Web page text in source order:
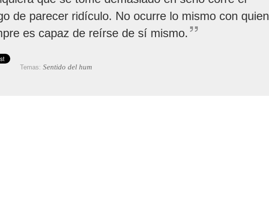
de parecer ridículo. No ocurre lo mismo con quien
es capaz de reírse de sí mismo.
Temas: Sentido del hum